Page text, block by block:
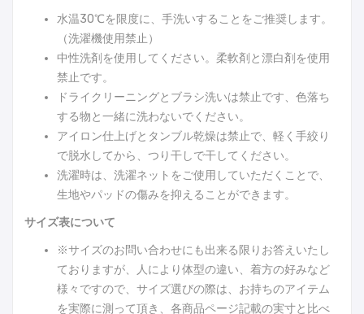
水温30℃を限度に、手洗いすることをご推奨します。
（洗濯機使用禁止）
中性洗剤を使用してください。柔軟剤と漂白剤を使用
禁止です。
ドライクリーニングとブラシ洗いは禁止です、色落ち
する物と一緒に洗わないでください。
アイロン仕上げとタンブル乾燥は禁止で、軽く手絞り
で脱水してから、つり干しで干してください。
洗濯時は、洗濯ネットをご使用していただくことで、
生地やパッドの傷みを抑えることができます。
サイズ表について
※サイズのお問い合わせにも出来る限りお答えいたし
ておりますが、人により体型の違い、着方の好みなど
様々ですので、サイズ選びの際は、お持ちのアイテム
を実際に測って頂き、各商品ページ記載の実寸と比べ